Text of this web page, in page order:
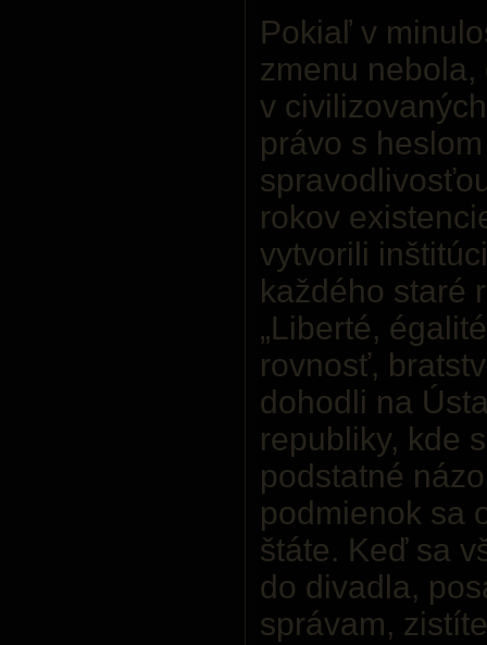
Pokiaľ v
zmenu nebola,
v
právo s
rokov
vytvorili
každého staré
„Liberté,
rovnosť,
dohodli na
republiky, kde
podstatné
podmienok sa
štáte. Keď sa
do divadla,
správam,